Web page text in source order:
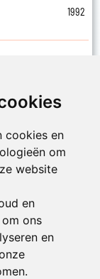
cookies en
om
website
en
ons
en
1992